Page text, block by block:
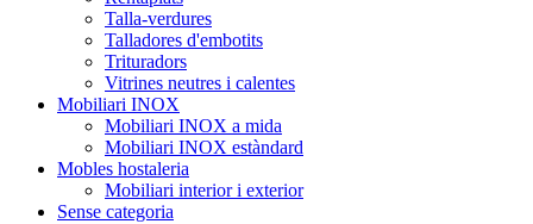
Talla-verdures
Talladores d'embotits
Trituradors
Vitrines neutres i calentes
Mobiliari INOX
Mobiliari INOX a mida
Mobiliari INOX estàndard
Mobles hostaleria
Mobiliari interior i exterior
Sense categoria